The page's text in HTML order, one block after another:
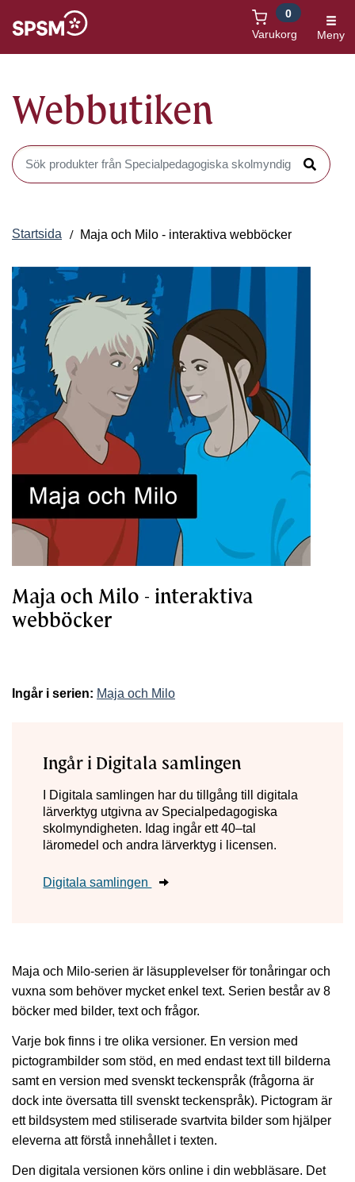
Varukorg
0
Meny
Webbutiken
Sök produkter i Webbutiken
Sök
Startsida Maja och Milo - interaktiva webböcker
Maja och Milo - interaktiva
webböcker
Ingår i serien: Maja och Milo
Ingår i Digitala samlingen
I Digitala samlingen har du tillgång till digitala
lärverktyg utgivna av Specialpedagogiska
skolmyndigheten. Idag ingår ett 40–tal
läromedel och andra lärverktyg i licensen.
Digitala samlingen
Maja och Milo-serien är läsupplevelser för tonåringar och
vuxna som behöver mycket enkel text. Serien består av 8
böcker med bilder, text och frågor.
Varje bok finns i tre olika versioner. En version med
pictogrambilder som stöd, en med endast text till bilderna
samt en version med svenskt teckenspråk (frågorna är
dock inte översatta till svenskt teckenspråk). Pictogram är
ett bildsystem med stiliserade svartvita bilder som hjälper
eleverna att förstå innehållet i texten.
Den digitala versionen körs online i din webbläsare. Det